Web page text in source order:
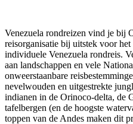
Venezuela rondreizen vind je bij
reisorganisatie bij uitstek voor
individuele Venezuela rondreis.
aan landschappen en vele
onweerstaanbare
nevelwouden en uitgestrekte
indianen in de Orinoco-delta, de
tafelbergen (en de hoogste
toppen van de Andes maken dit